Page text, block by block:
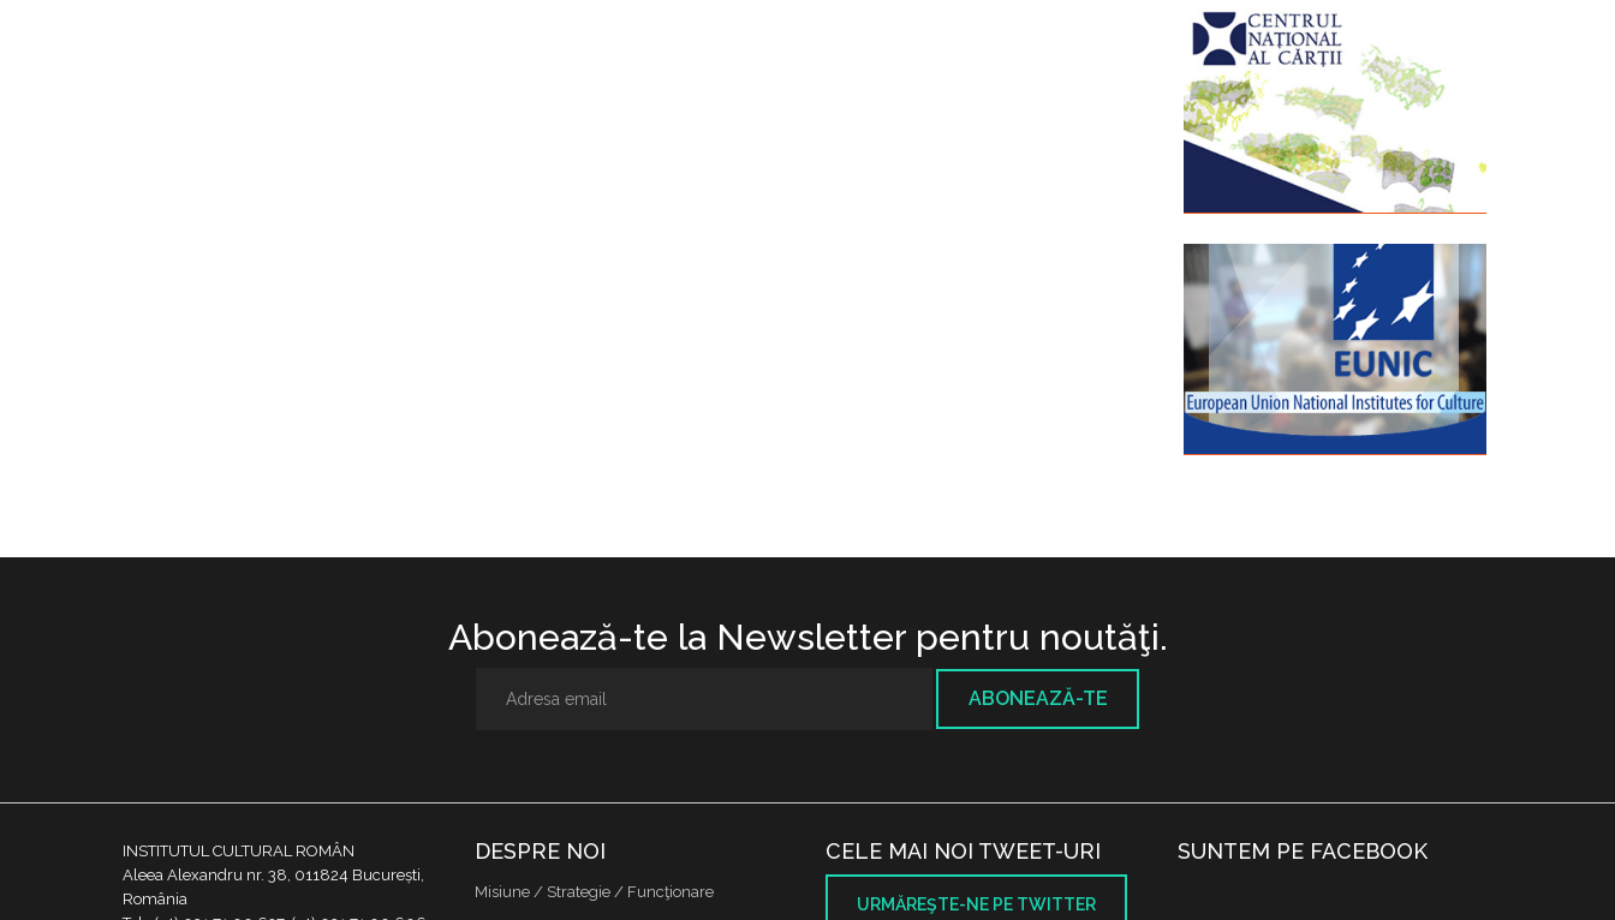
Abonează-te la Newsletter pentru noutăţi.
ABONEAZĂ-TE
INSTITUTUL CULTURAL ROMÂN
Aleea Alexandru nr. 38, 011824 București,
România
DESPRE NOI
Misiune / Strategie / Funcţionare
CELE MAI NOI TWEET-URI
URMĂREŞTE-NE PE TWITTER
SUNTEM PE FACEBOOK